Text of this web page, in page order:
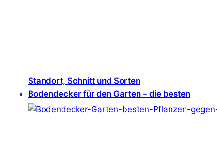
Standort, Schnitt und Sorten
Bodendecker für den Garten – die besten